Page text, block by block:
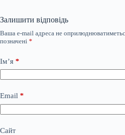
Залишити відповідь
Ваша e-mail адреса не
позначені *
Ім’я *
Email *
Сайт